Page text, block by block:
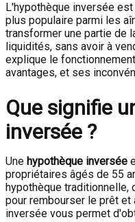
L'hypothèque inversée
plus populaire parmi les
transformer une partie de
liquidités, sans avoir à
explique le
avantages, et ses
Que signifie
inversée ?
Une hypothèque inversée
propriétaires âgés de 55
hypothèque
pour rembourser le prêt et
inversée vous permet